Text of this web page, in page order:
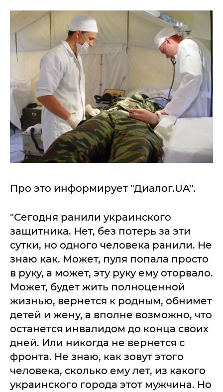
Про это информирует "Диалог.UA".
"Сегодня ранили украинского
защитника. Нет, без потерь за эти
сутки, но одного человека ранили. Не
знаю как. Может, пуля попала просто
в руку, а может, эту руку ему оторвало.
Может, будет жить полноценной
жизнью, вернется к родным, обнимет
детей и жену, а вполне возможно, что
останется инвалидом до конца своих
дней. Или никогда не вернется с
фронта. Не знаю, как зовут этого
человека, сколько ему лет, из какого
украинского города этот мужчина. Но